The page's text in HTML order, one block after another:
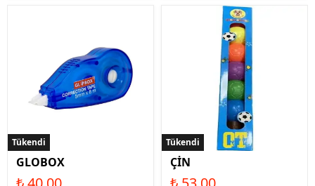
Tükendi
GLOBOX
Tükendi
ÇİN